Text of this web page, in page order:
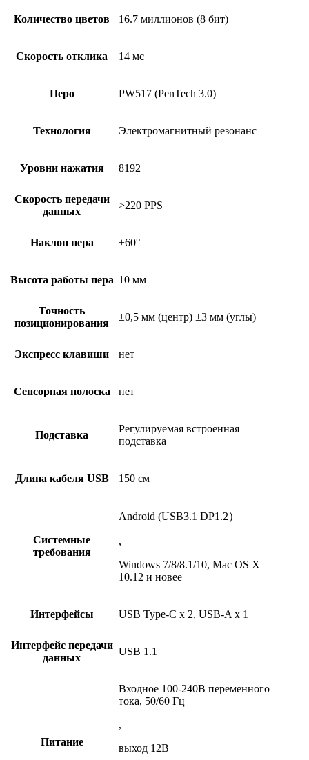
Количество цветов 16.7 миллионов (8 бит)
Скорость отклика 14 мс
Перо PW517 (PenTech 3.0)
Технология Электромагнитный резонанс
Уровни нажатия 8192
Скорость передачи
данных
>220 PPS
Наклон пера ±60°
Высота работы пера 10 мм
Точность
позиционирования
±0,5 мм (центр) ±3 мм (углы)
Экспресс клавиши нет
Сенсорная полоска нет
Подставка
Регулируемая встроенная
подставка
Длина кабеля USB 150 см
Системные
требования
Android (USB3.1 DP1.2）
,
Windows 7/8/8.1/10, Mac OS X
10.12 и новее
Интерфейсы USB Type-C x 2, USB-A x 1
Интерфейс передачи
данных
USB 1.1
Питание
Входное 100-240В переменного
тока, 50/60 Гц
,
выход 12В